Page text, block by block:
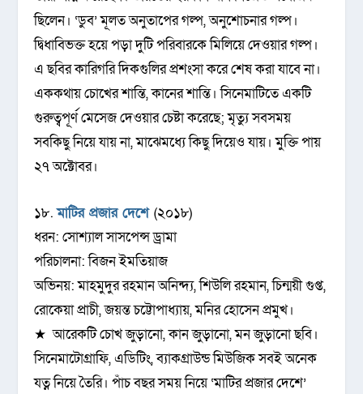
ছিলেন। ‘ডুব’ মূলত অনুতাপের গল্প, অনুশোচনার গল্প।
দ্বিধাবিভক্ত হয়ে পড়া দুটি পরিবারকে মিলিয়ে দেওয়ার গল্প।
এ ছবির কারিগরি দিকগুলির প্রশংসা করে শেষ করা যাবে না।
এককথায় চোখের শান্তি, কানের শান্তি। সিনেমাটিতে একটি
গুরুত্বপূর্ণ মেসেজ দেওয়ার চেষ্টা করেছে; মৃত্যু সবসময়
সবকিছু নিয়ে যায় না, মাঝেমধ্যে কিছু দিয়েও যায়। মুক্তি পায়
২৭ অক্টোবর।
১৮.মাটির প্রজার দেশে(২০১৮)
ধরন: সোশ্যাল সাসপেন্স ড্রামা
পরিচালনা: বিজন ইমতিয়াজ
অভিনয়: মাহমুদুর রহমান অনিন্দ্য, শিউলি রহমান, চিন্ময়ী গুপ্ত,
রোকেয়া প্রাচী, জয়ন্ত চট্টোপাধ্যায়, মনির হোসেন প্রমুখ।
★ আরেকটি চোখ জুড়ানো, কান জুড়ানো, মন জুড়ানো ছবি।
সিনেমাটোগ্রাফি, এডিটিং, ব্যাকগ্রাউন্ড মিউজিক সবই অনেক
যত্ন নিয়ে তৈরি। পাঁচ বছর সময় নিয়ে ‘মাটির প্রজার দেশে’